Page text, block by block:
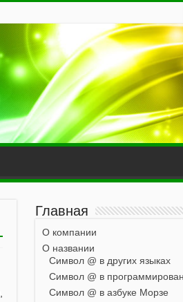
Главная
О компании
О названии
Символ @ в других языках
Символ @ в
Символ @ в азбуке Морзе